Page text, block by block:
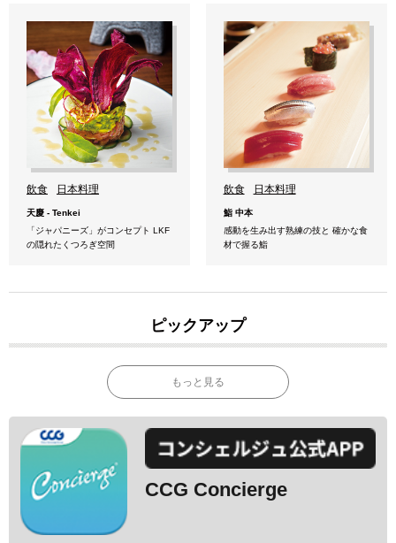
飲食 日本料理
天慶 - Tenkei
「ジャパニーズ」がコンセプト LKF
の隠れたくつろぎ空間
飲食 日本料理
鮨 中本
感動を生み出す熟練の技と 確かな食
材で握る鮨
ピックアップ
もっと見る
CCG Concierge